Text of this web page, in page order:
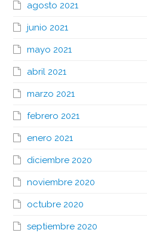
agosto 2021
junio 2021
mayo 2021
abril 2021
marzo 2021
febrero 2021
enero 2021
diciembre 2020
noviembre 2020
octubre 2020
septiembre 2020